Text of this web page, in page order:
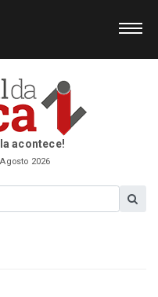
acontece!
2026